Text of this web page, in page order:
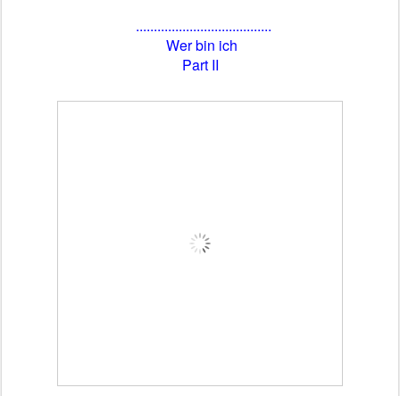
......................................
Wer bin ich
Part II